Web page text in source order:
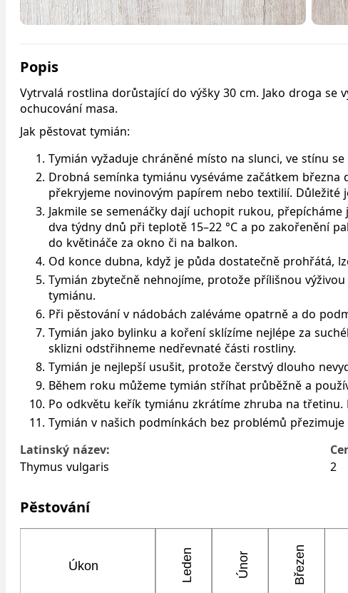
Popis
Vytrvalá rostlina dorůstající do výšky 30 cm. Jako droga
ochucování masa.
Jak pěstovat tymián:
Tymián vyžaduje chráněné místo na slunci, ve stínu
Drobná semínka tymiánu vyséváme začátkem
překryjeme novinovým papírem nebo textilií. Důležité
Jakmile se semenáčky dají uchopit rukou,
dva týdny dnů při teplotě 15–22 °C a po zakořenění
do květináče za okno či na balkon.
Od konce dubna, když je půda dostatečně prohřátá,
Tymián zbytečně nehnojíme, protože přílišnou
tymiánu.
Při pěstování v nádobách zaléváme opatrně a do
Tymián jako bylinku a koření sklízíme nejlépe za
sklizni odstřihneme nedřevnaté části rostliny.
Tymián je nejlepší usušit, protože čerstvý dlouho
Během roku můžeme tymián stříhat průběžně a
Po odkvětu keřík tymiánu zkrátíme zhruba na
Tymián v našich podmínkách bez problémů
Latinský název:
Thymus vulgaris
2
Pěstování
Úkon Leden Únor Březen